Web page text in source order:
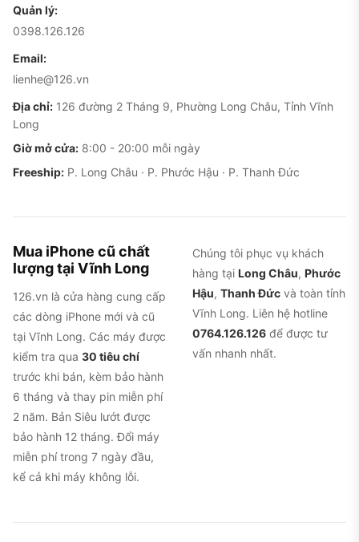
Quản lý:
0398.126.126
Email:
lienhe@126.vn
Địa chỉ: 126 đường 2 Tháng 9, Phường Long Châu, Tỉnh Vĩnh
Long
Giờ mở cửa: 8:00 - 20:00 mỗi ngày
Freeship: P. Long Châu · P. Phước Hậu · P. Thanh Đức
Mua iPhone cũ chất
lượng tại Vĩnh Long
126.vn là cửa hàng cung cấp
các dòng iPhone mới và cũ
tại Vĩnh Long. Các máy được
kiểm tra qua 30 tiêu chí
trước khi bán, kèm bảo hành
6 tháng và thay pin miễn phí
2 năm. Bản Siêu lướt được
bảo hành 12 tháng. Đổi máy
miễn phí trong 7 ngày đầu,
kể cả khi máy không lỗi.
Chúng tôi phục vụ khách
hàng tại Long Châu, Phước
Hậu, Thanh Đức và toàn tỉnh
Vĩnh Long. Liên hệ hotline
0764.126.126 để được tư
vấn nhanh nhất.